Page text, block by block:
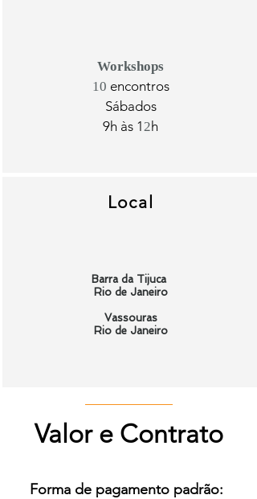
Workshops
10 encontros
Sábados
9h às 12h
Local
Barra da Tijuca
Rio de Janeiro
Vassouras
Rio de Janeiro
Valor e Contrato
Forma de pagamento padrão: